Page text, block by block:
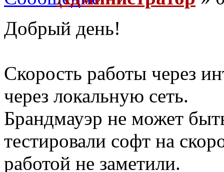
Добрый день!
Скорость работы через
через локальную сеть.
Брандмауэр не может
тестировали софт на
работой не заметили.